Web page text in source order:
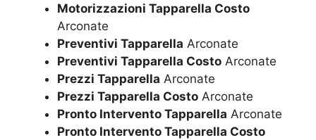
Motorizzazioni Tapparella Costo
Arconate
Preventivi Tapparella Arconate
Preventivi Tapparella Costo Arconate
Prezzi Tapparella Arconate
Prezzi Tapparella Costo Arconate
Pronto Intervento Tapparella Arconate
Pronto Intervento Tapparella Costo